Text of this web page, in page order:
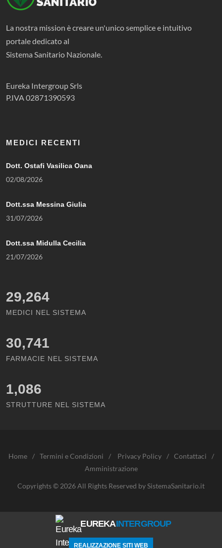
La nostra mission è creare un'unico semplice e intuitivo
portale dedicato al
Sistema Sanitario Nazionale.
Eureka Intergroup Srls
P.IVA 02871390593
MEDICI RECENTI
Dott. Ostafi Vasilica Oana
02/08/2026
Dott.ssa Messina Giulia
31/07/2026
Dott.ssa Midulla Cecilia
21/07/2026
29,264
MEDICI NEL SISTEMA
30,741
FARMACIE NEL SISTEMA
1,086
STRUTTURE NEL SISTEMA
Home / Termini e Condizioni / Privacy Policy / Contattaci
/
Amministrazione
Copyrights © 2026 All Rights Reserved by SistemaSanitario.it
EUREKAINTERGROUP
REALIZZAZIONE SITI WEB